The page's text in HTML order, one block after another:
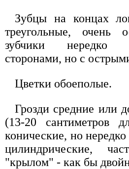
Зубцы на концах
треугольные, очень
зубчики
сторонами, но с
Цветки обоеполые.
Грозди средние или
(13-20 сантиметров
конические, но
цилиндрические,
"крылом" - как бы